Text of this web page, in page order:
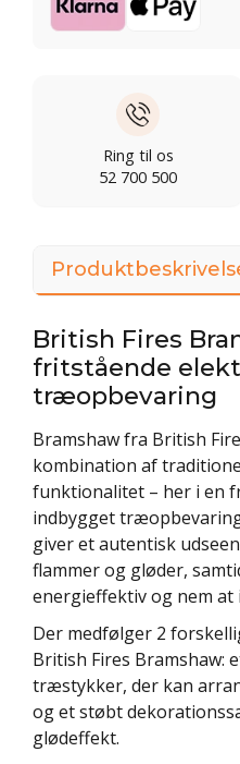
Ring til os
52 700 500
British Fires
fritstående
træopbevaring
Bramshaw fra British
kombination af
funktionalitet – her i en
indbygget
giver et autentisk
flammer og gløder,
energieffektiv og nem
Der medfølger 2
British Fires Bramshaw:
træstykker, der kan
og et støbt
glødeffekt.